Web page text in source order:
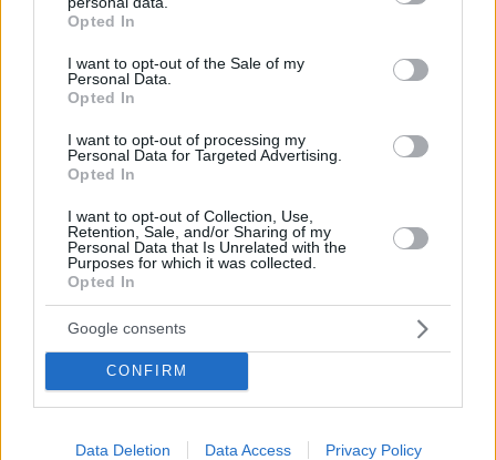
grant or deny consent to Google and its third-party tags to
use your data for below specified purposes in below Google
consent section.
Opted In
I want to opt-out of the Sale of my
Personal Data.
Opted In
I want to opt-out of processing my
Personal Data for Targeted Advertising.
Opted In
I want to opt-out of Collection, Use,
Retention, Sale, and/or Sharing of my
Personal Data that Is Unrelated with the
Purposes for which it was collected.
Opted In
Google consents
CONFIRM
Data Deletion Data Access Privacy Policy